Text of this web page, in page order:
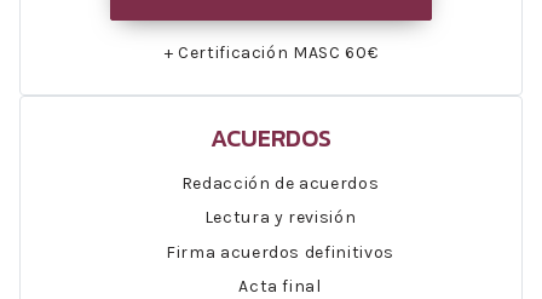
+ Certificación MASC 60€
ACUERDOS
Redacción de acuerdos
Lectura y revisión
Firma acuerdos definitivos
Acta final